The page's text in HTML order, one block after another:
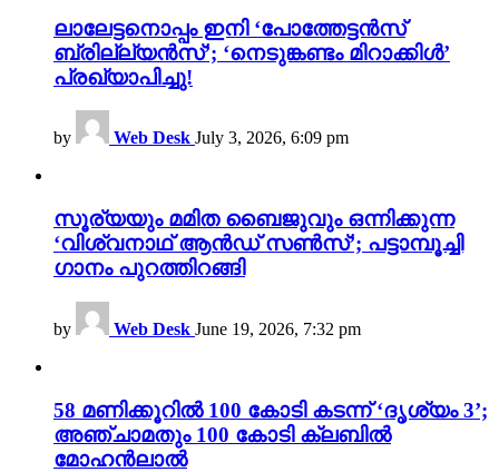
ലാലേട്ടനൊപ്പം ഇനി ‘പോത്തേട്ടൻസ്
ബ്രില്ല്യൻസ്’; ‘നെടുങ്കണ്ടം മിറാക്കിൾ’
പ്രഖ്യാപിച്ചു!
by Web Desk July 3, 2026, 6:09 pm
സൂര്യയും മമിത ബൈജുവും ഒന്നിക്കുന്ന
‘വിശ്വനാഥ് ആൻഡ് സൺസ്’; പട്ടാമ്പൂച്ചി
ഗാനം പുറത്തിറങ്ങി
by Web Desk June 19, 2026, 7:32 pm
58 മണിക്കൂറിൽ 100 കോടി കടന്ന് ‘ദൃശ്യം 3’;
അഞ്ചാമതും 100 കോടി ക്ലബിൽ
മോഹൻലാൽ